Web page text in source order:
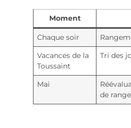
Moment
Chaque soir
Vacances de la
Toussaint
Tri des
Mai
de